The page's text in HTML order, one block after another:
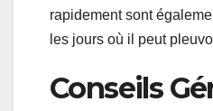
rapidement sont
les jours où il peut
Conseils